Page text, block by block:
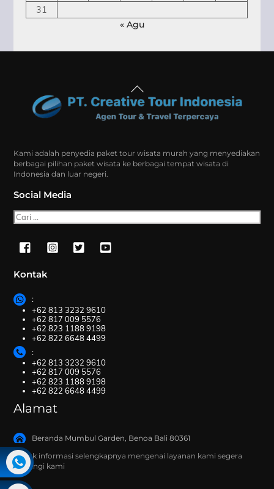
31
« Agu
Back
To
Top
Kami adalah penyedia paket tour wisata murah yang menyediakan
berbagai pilihan paket wisata ke berbagai tempat wisata di
Indonesia dan luar negeri.
Social Media
Cari
Kontak
:
+62 813 3232 9610
+62 817 009 5576
+62 823 1188 9198
+62 822 6648 4499
:
+62 813 3232 9610
+62 817 009 5576
+62 823 1188 9198
+62 822 6648 4499
Alamat
Beranda Mumbul Garden, Benoa Bali 80361
Untuk informasi selengkapnya mengenai layanan kami segera
hubungi kami